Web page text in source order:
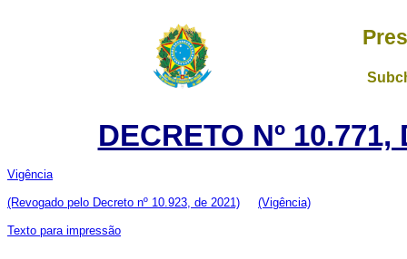
DECRETO Nº
Vigência
(Revogado pelo Decreto nº 10.923, de 2021) (Vigência)
Texto para impressão